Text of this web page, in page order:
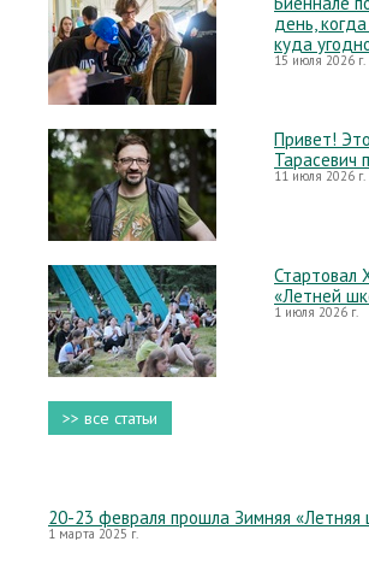
день,
куда
15 июля 2026 г.
Привет!
Тарасевич
11 июля 2026 г.
Стартовал
«Летней
1 июля 2026 г.
>> все статьи
20-23 февраля прошла Зимняя «Летняя
1 марта 2025 г.